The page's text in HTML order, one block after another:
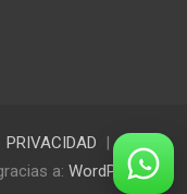
PRIVACIDAD
a: WordPress